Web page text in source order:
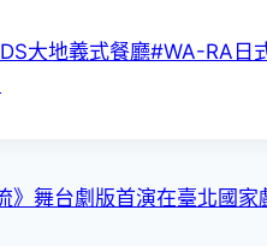
大地義式餐廳#WA-RA日
》舞台劇版首演在臺北國家